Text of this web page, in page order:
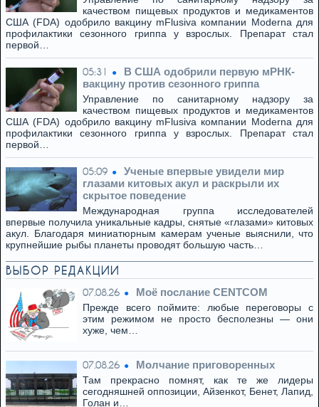
качеством пищевых продуктов и медикаментов
США (FDA) одобрило вакцину mFlusiva компании Moderna для
профилактики сезонного гриппа у взрослых. Препарат стал
первой…
05:31
В США одобрили первую мРНК-
вакцину против сезонного гриппа
Управление по санитарному надзору за
качеством пищевых продуктов и медикаментов
США (FDA) одобрило вакцину mFlusiva компании Moderna для
профилактики сезонного гриппа у взрослых. Препарат стал
первой…
05:09
Ученые впервые увидели мир
глазами китовых акул и раскрыли их
скрытое поведение
Международная группа исследователей
впервые получила уникальные кадры, снятые «глазами» китовых
акул. Благодаря миниатюрным камерам ученые выяснили, что
крупнейшие рыбы планеты проводят большую часть…
ВЫБОР РЕДАКЦИИ
07.08.26 Моё послание CENTCOM
Прежде всего поймите: любые переговоры с
этим режимом не просто бесполезны — они
хуже, чем…
07.08.26 Молчание приговоренных
Там прекрасно помнят, как те же лидеры
сегодняшней оппозиции, Айзенкот, Бенет, Лапид,
Голан и…